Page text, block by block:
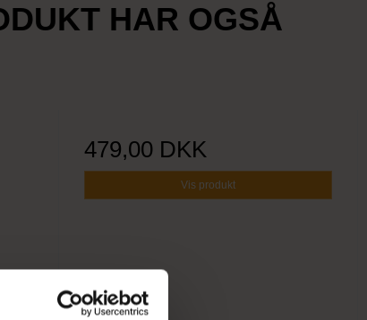
HAR OGSÅ
479,00 DKK
Vis produkt